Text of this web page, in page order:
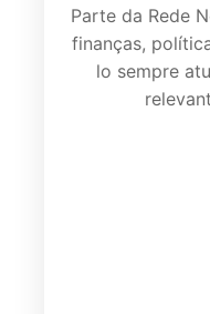
Parte da Rede
finanças,
lo sempre